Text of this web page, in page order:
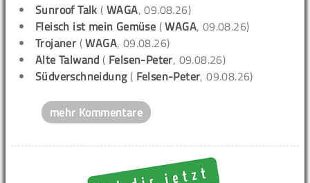
Sunroof Talk (WAGA, 09.08.26)
Fleisch ist mein Gemüse (WAGA, 09.08.26)
Trojaner (WAGA, 09.08.26)
Alte Talwand ( Felsen-Peter, 09.08.26)
Südverschneidung( Felsen-Peter, 09.08.26)
mehr Kommentare